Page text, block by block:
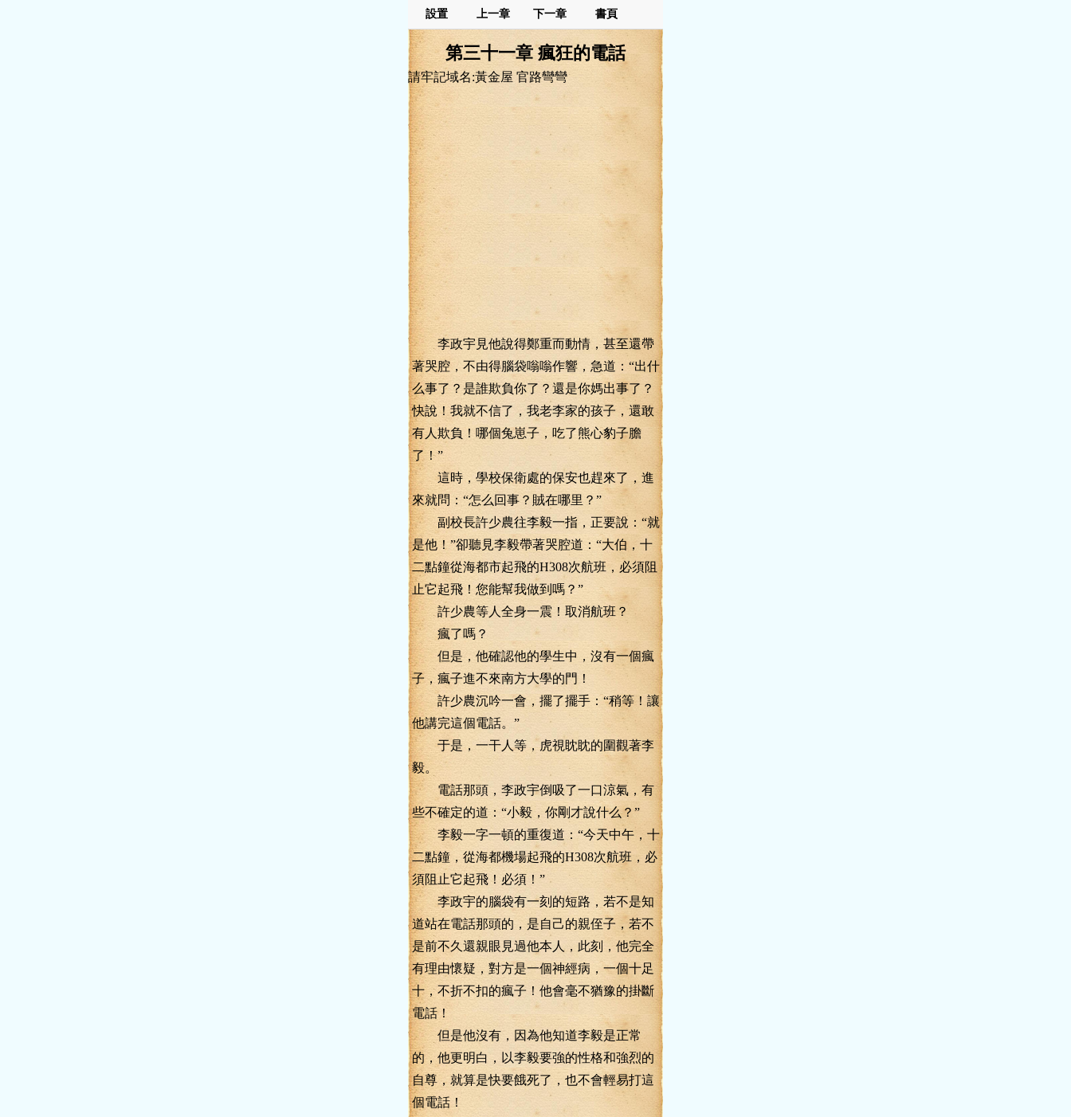
設置 上一章 下一章 書頁
第三十一章 瘋狂的電話
請牢記域名:黃金屋 官路彎彎
李政宇見他說得鄭重而動情，甚至還帶
著哭腔，不由得腦袋嗡嗡作響，急道：“出什
么事了？是誰欺負你了？還是你媽出事了？
快說！我就不信了，我老李家的孩子，還敢
有人欺負！哪個兔崽子，吃了熊心豹子膽
了！”
這時，學校保衛處的保安也趕來了，進
來就問：“怎么回事？賊在哪里？”
副校長許少農往李毅一指，正要說：“就
是他！”卻聽見李毅帶著哭腔道：“大伯，十
二點鐘從海都市起飛的H308次航班，必須阻
止它起飛！您能幫我做到嗎？”
許少農等人全身一震！取消航班？
瘋了嗎？
但是，他確認他的學生中，沒有一個瘋
子，瘋子進不來南方大學的門！
許少農沉吟一會，擺了擺手：“稍等！讓
他講完這個電話。”
于是，一干人等，虎視眈眈的圍觀著李
毅。
電話那頭，李政宇倒吸了一口涼氣，有
些不確定的道：“小毅，你剛才說什么？”
李毅一字一頓的重復道：“今天中午，十
二點鐘，從海都機場起飛的H308次航班，必
須阻止它起飛！必須！”
李政宇的腦袋有一刻的短路，若不是知
道站在電話那頭的，是自己的親侄子，若不
是前不久還親眼見過他本人，此刻，他完全
有理由懷疑，對方是一個神經病，一個十足
十，不折不扣的瘋子！他會毫不猶豫的掛斷
電話！
但是他沒有，因為他知道李毅是正常
的，他更明白，以李毅要強的性格和強烈的
自尊，就算是快要餓死了，也不會輕易打這
個電話！